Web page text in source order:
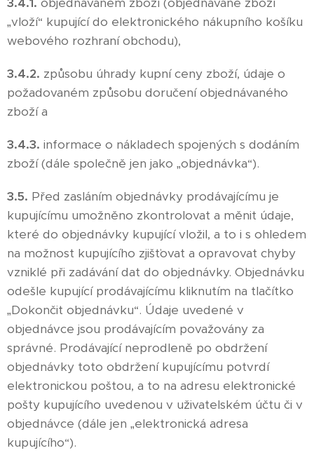
„vloží“ kupující do elektronického nákupního košíku
webového rozhraní obchodu),
3.4.2. způsobu úhrady kupní ceny zboží, údaje o
požadovaném způsobu doručení objednávaného
zboží a
3.4.3. informace o nákladech spojených s dodáním
zboží (dále společně jen jako „objednávka“).
3.5. Před zasláním objednávky prodávajícímu je
kupujícímu umožněno zkontrolovat a měnit údaje,
které do objednávky kupující vložil, a to i s ohledem
na možnost kupujícího zjišťovat a opravovat chyby
vzniklé při zadávání dat do objednávky. Objednávku
odešle kupující prodávajícímu kliknutím na tlačítko
„Dokončit objednávku“. Údaje uvedené v
objednávce jsou prodávajícím považovány za
správné. Prodávající neprodleně po obdržení
objednávky toto obdržení kupujícímu potvrdí
elektronickou poštou, a to na adresu elektronické
pošty kupujícího uvedenou v uživatelském účtu či v
objednávce (dále jen „elektronická adresa
kupujícího“).